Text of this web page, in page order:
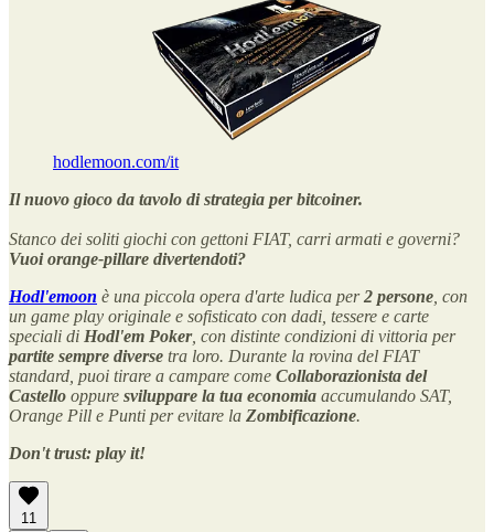
hodlemoon.com/it
Il nuovo gioco da tavolo di strategia per bitcoiner.
Stanco dei soliti giochi con gettoni FIAT, carri armati e governi?
Vuoi orange-pillare divertendoti?
Hodl'emoon è una piccola opera d'arte ludica per2 persone , con
un game play originale e sofisticato con dadi, tessere e carte
speciali di Hodl'em Poker, con distinte condizioni di vittoria per
partite sempre diverse tra loro. Durante la rovina del FIAT
standard, puoi tirare a campare come Collaborazionista del
Castello oppure sviluppare la tua economia accumulando SAT,
Orange Pill e Punti per evitare la Zombificazione.
Don't trust: play it!
11